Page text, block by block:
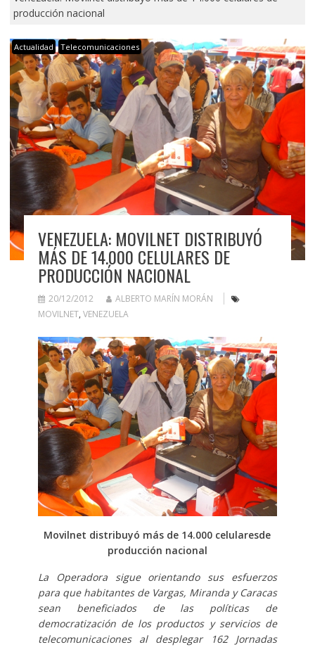
producción nacional
Actualidad Telecomunicaciones
VENEZUELA: MOVILNET DISTRIBUYÓ
MÁS DE 14.000 CELULARES DE
PRODUCCIÓN NACIONAL
20/12/2012
ALBERTO MARÍN MORÁN
MOVILNET, VENEZUELA
Movilnet distribuyó más de 14.000 celularesde
producción nacional
La Operadora sigue orientando sus esfuerzos
para que habitantes de Vargas, Miranda y Caracas
sean beneficiados de las políticas de
democratización de los productos y servicios de
telecomunicaciones al desplegar 162 Jornadas